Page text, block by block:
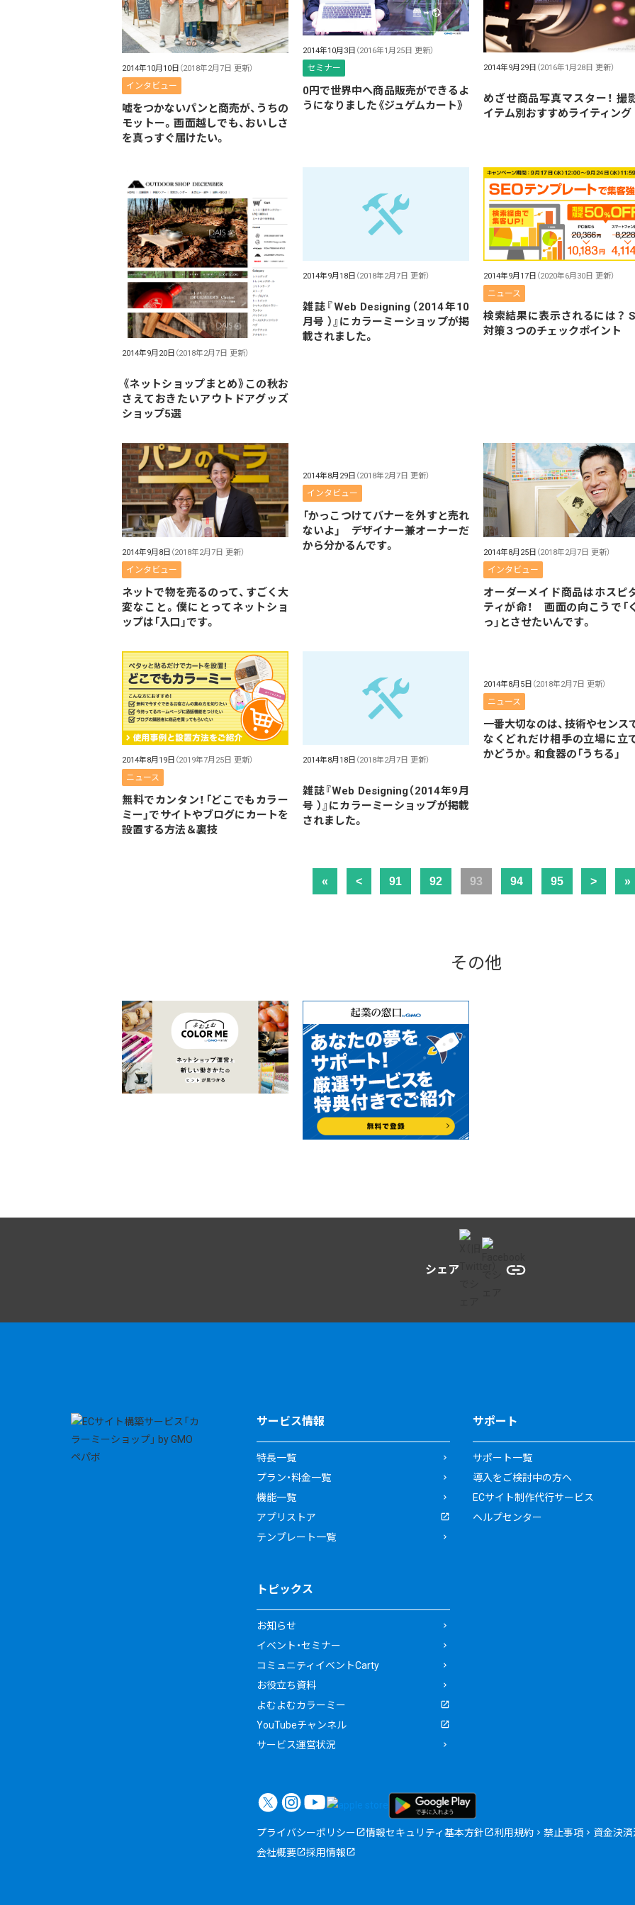
2014年10月10日 （2018年2月7日 更新）
インタビュー
嘘をつかないパンと商売が、うちの
モットー。画面越しでも、おいしさ
を真っすぐ届けたい。
2014年10月3日 （2016年1月25日 更新）
セミナー
0円で世界中へ商品販売ができるよ
うになりました《ジュゲムカート》
2014年9月29日 （2016年1月28日 更新）
めざせ商品写真マスター！ 撮
イテム別おすすめライティング
2014年9月20日 （2018年2月7日 更新）
《ネットショップまとめ》この秋お
さえておきたいアウトドアグッズ
ショップ5選
2014年9月18日 （2018年2月7日 更新）
雑誌『Web Designing（2014年10
月号 ）』にカラーミーショップが掲
載されました。
2014年9月17日 （2020年6月30日 更新）
ニュース
検索結果に表示されるには？
対策３つのチェックポイント
2014年9月8日 （2018年2月7日 更新）
インタビュー
ネットで物を売るのって、すごく大
変なこと。僕にとってネットショ
ップは「入口」です。
2014年8月29日 （2018年2月7日 更新）
インタビュー
「かっこつけてバナーを外すと売れ
ないよ」 デザイナー兼オーナーだ
から分かるんです。
2014年8月25日 （2018年2月7日 更新）
インタビュー
オーダーメイド商品はホスピ
ティが命！ 画面の向こうで「
っ」とさせたいんです。
2014年8月19日 （2019年7月25日 更新）
ニュース
無料でカンタン！「どこでもカラー
ミー」でサイトやブログにカートを
設置する方法＆裏技
2014年8月18日 （2018年2月7日 更新）
雑誌『Web Designing（2014年9月
号 ）』にカラーミーショップが掲載
されました。
2014年8月5日 （2018年2月7日 更新）
ニュース
一番大切なのは、技術やセンス
なくどれだけ相手の立場に立
かどうか。和食器の「うちる」
« < 91 92 93 94 95 > »
その他
シェア
サービス情報
特長一覧
プラン・料金一覧
機能一覧
アプリストア
テンプレート一覧
サポート
サポート一覧
導入をご検討中の方へ
ECサイト制作代行サービス
ヘルプセンター
トピックス
お知らせ
イベント・セミナー
コミュニティイベントCarty
お役立ち資料
よむよむカラーミー
YouTubeチャンネル
サービス運営状況
プライバシーポリシー 情報セキュリティ基本方針 利用規約 禁止事項 資金決
会社概要
採用情報